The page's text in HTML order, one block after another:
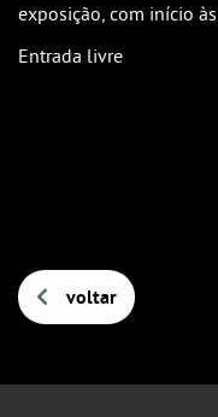
exposição, com início
Entrada livre
voltar